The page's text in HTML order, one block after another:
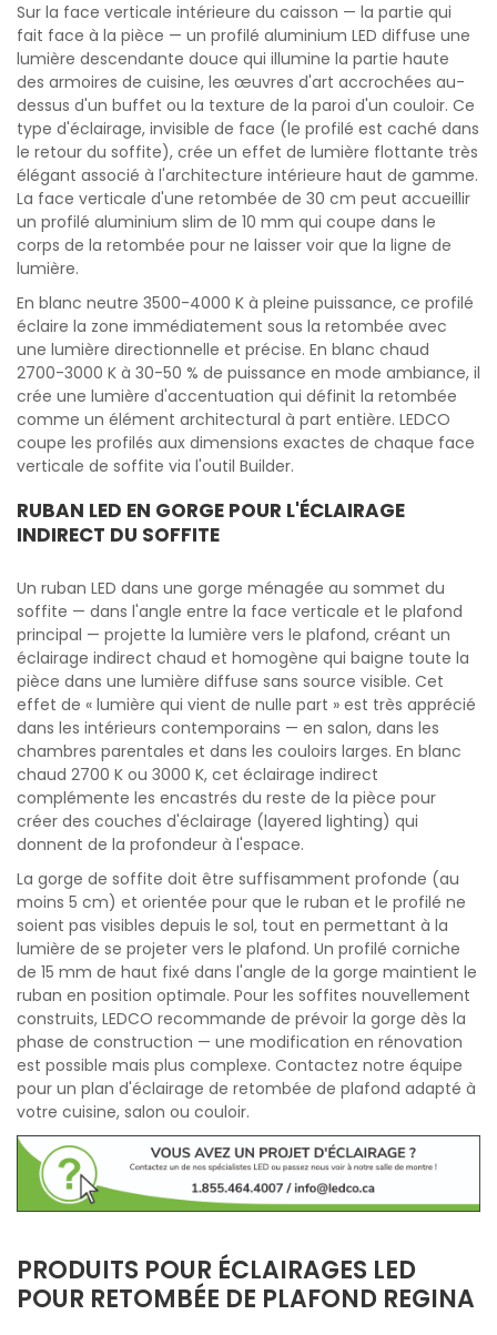
Sur la face verticale intérieure du caisson — la partie qui
fait face à la pièce — un profilé aluminium LED diffuse une
lumière descendante douce qui illumine la partie haute
des armoires de cuisine, les œuvres d'art accrochées au-
dessus d'un buffet ou la texture de la paroi d'un couloir. Ce
type d'éclairage, invisible de face (le profilé est caché dans
le retour du soffite), crée un effet de lumière flottante très
élégant associé à l'architecture intérieure haut de gamme.
La face verticale d'une retombée de 30 cm peut accueillir
un profilé aluminium slim de 10 mm qui coupe dans le
corps de la retombée pour ne laisser voir que la ligne de
lumière.
En blanc neutre 3500-4000 K à pleine puissance, ce profilé
éclaire la zone immédiatement sous la retombée avec
une lumière directionnelle et précise. En blanc chaud
2700-3000 K à 30-50 % de puissance en mode ambiance, il
crée une lumière d'accentuation qui définit la retombée
comme un élément architectural à part entière. LEDCO
coupe les profilés aux dimensions exactes de chaque face
verticale de soffite via l'outil Builder.
RUBAN LED EN GORGE POUR L'ÉCLAIRAGE
INDIRECT DU SOFFITE
Un ruban LED dans une gorge ménagée au sommet du
soffite — dans l'angle entre la face verticale et le plafond
principal — projette la lumière vers le plafond, créant un
éclairage indirect chaud et homogène qui baigne toute la
pièce dans une lumière diffuse sans source visible. Cet
effet de « lumière qui vient de nulle part » est très apprécié
dans les intérieurs contemporains — en salon, dans les
chambres parentales et dans les couloirs larges. En blanc
chaud 2700 K ou 3000 K, cet éclairage indirect
complémente les encastrés du reste de la pièce pour
créer des couches d'éclairage (layered lighting) qui
donnent de la profondeur à l'espace.
La gorge de soffite doit être suffisamment profonde (au
moins 5 cm) et orientée pour que le ruban et le profilé ne
soient pas visibles depuis le sol, tout en permettant à la
lumière de se projeter vers le plafond. Un profilé corniche
de 15 mm de haut fixé dans l'angle de la gorge maintient le
ruban en position optimale. Pour les soffites nouvellement
construits, LEDCO recommande de prévoir la gorge dès la
phase de construction — une modification en rénovation
est possible mais plus complexe. Contactez notre équipe
pour un plan d'éclairage de retombée de plafond adapté à
votre cuisine, salon ou couloir.
PRODUITS POUR ÉCLAIRAGES LED
POUR RETOMBÉE DE PLAFOND REGINA